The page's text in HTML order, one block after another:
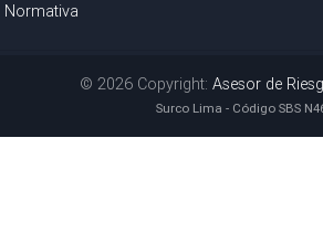
Normativa
© 2026 Copyright: Asesor de
Surco Lima - Código SBS